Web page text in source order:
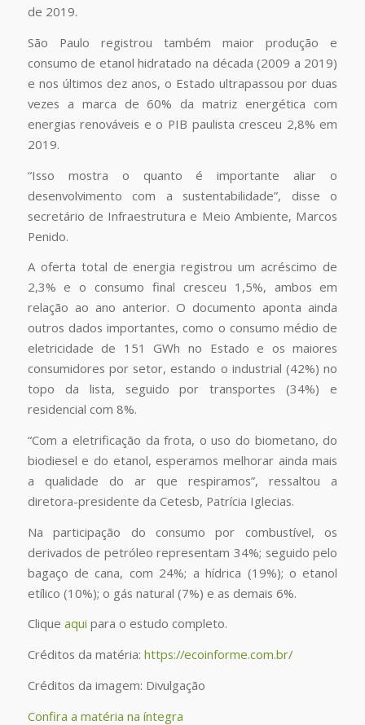
de 2019.
São Paulo registrou também maior produção e
consumo de etanol hidratado na década (2009 a 2019)
e nos últimos dez anos, o Estado ultrapassou por duas
vezes a marca de 60% da matriz energética com
energias renováveis e o PIB paulista cresceu 2,8% em
2019.
“Isso mostra o quanto é importante aliar o
desenvolvimento com a sustentabilidade”, disse o
secretário de Infraestrutura e Meio Ambiente, Marcos
Penido.
A oferta total de energia registrou um acréscimo de
2,3% e o consumo final cresceu 1,5%, ambos em
relação ao ano anterior. O documento aponta ainda
outros dados importantes, como o consumo médio de
eletricidade de 151 GWh no Estado e os maiores
consumidores por setor, estando o industrial (42%) no
topo da lista, seguido por transportes (34%) e
residencial com 8%.
“Com a eletrificação da frota, o uso do biometano, do
biodiesel e do etanol, esperamos melhorar ainda mais
a qualidade do ar que respiramos”, ressaltou a
diretora-presidente da Cetesb, Patrícia Iglecias.
Na participação do consumo por combustível, os
derivados de petróleo representam 34%; seguido pelo
bagaço de cana, com 24%; a hídrica (19%); o etanol
etílico (10%); o gás natural (7%) e as demais 6%.
Clique aqui para o estudo completo.
Créditos da matéria: https://ecoinforme.com.br/
Créditos da imagem: Divulgação
Confira a matéria na íntegra